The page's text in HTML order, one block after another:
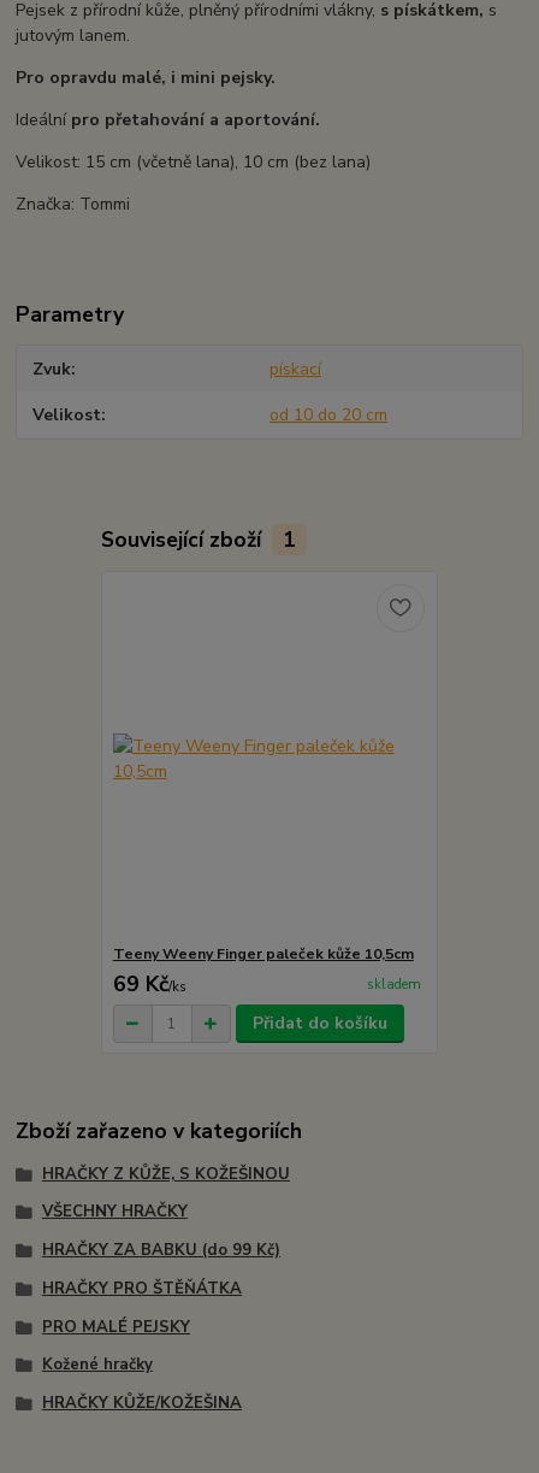
Pejsek z přírodní kůže, plněný přírodními vlákny, s pískátkem, s
jutovým lanem.
Pro opravdu malé, i mini pejsky.
Ideální pro přetahování a aportování.
Velikost: 15 cm (včetně lana), 10 cm (bez lana)
Značka: Tommi
Parametry
Zvuk pískací
Velikost od 10 do 20 cm
Související zboží 1
Teeny Weeny Finger paleček kůže 10,5cm
69 Kč/ks skladem
Přidat do košíku
Zboží zařazeno v kategoriích
HRAČKY Z KŮŽE, S KOŽEŠINOU
VŠECHNY HRAČKY
HRAČKY ZA BABKU (do 99 Kč)
HRAČKY PRO ŠTĚŇÁTKA
PRO MALÉ PEJSKY
Kožené hračky
HRAČKY KŮŽE/KOŽEŠINA